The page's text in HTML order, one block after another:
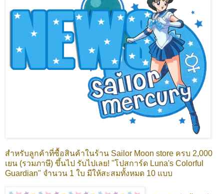
สำหรับลูกค้าที่ซื้อสินค้าในร้าน Sailor Moon store ครบ 2,000
เยน (รวมภาษี) ขึ้นไป รับไปเลย! "โปสการ์ด Luna's Colorful
Guardian" จำนวน 1 ใบ มีให้สะสมทั้งหมด 10 แบบ